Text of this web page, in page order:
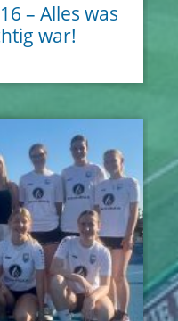
– Alles was
war!